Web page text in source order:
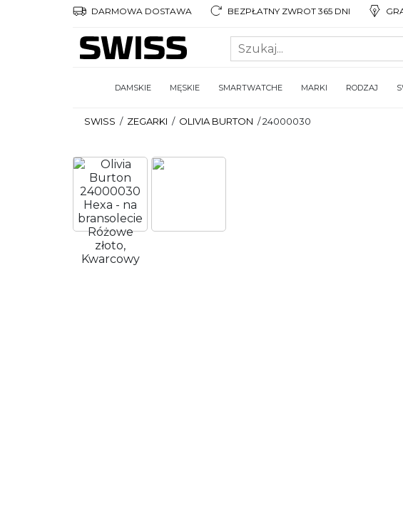
DARMOWA DOSTAWA BEZPŁATNY ZWROT 365 DNI
DAMSKIE MĘSKIE SMARTWATCHE MARKI RODZAJ
SWISS / ZEGARKI / OLIVIA BURTON /24000030